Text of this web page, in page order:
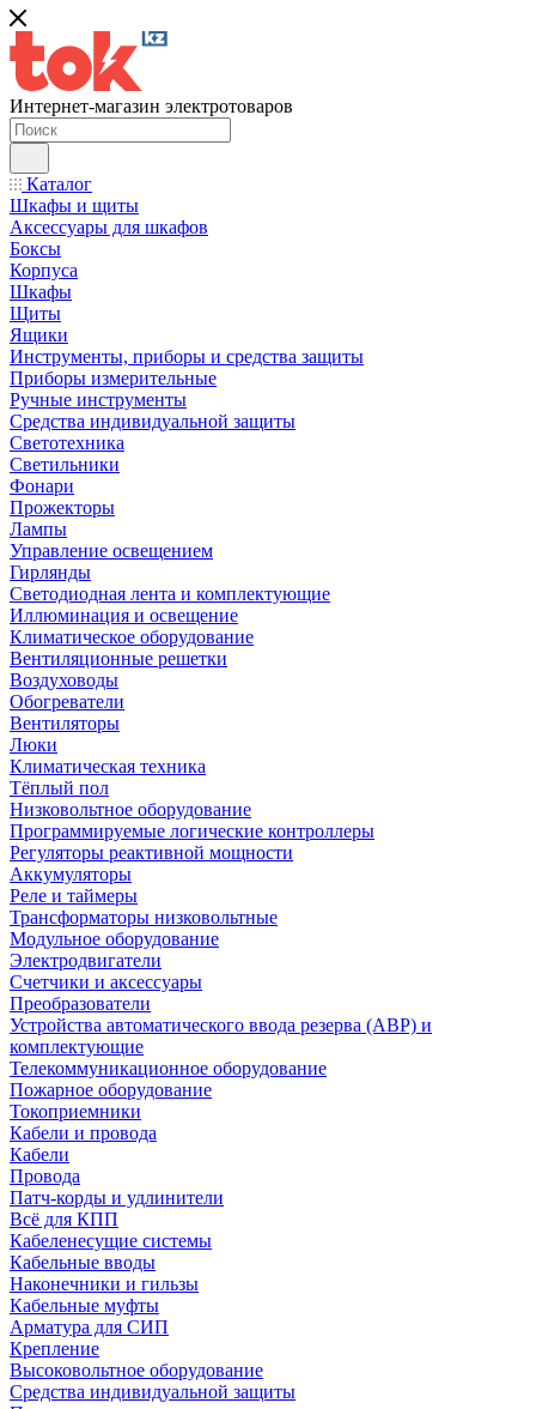
Интернет-магазин электротоваров
Каталог
Шкафы и щиты
Аксессуары для шкафов
Боксы
Корпуса
Шкафы
Щиты
Ящики
Инструменты, приборы и средства защиты
Приборы измерительные
Ручные инструменты
Средства индивидуальной защиты
Светотехника
Светильники
Фонари
Прожекторы
Лампы
Управление освещением
Гирлянды
Светодиодная лента и комплектующие
Иллюминация и освещение
Климатическое оборудование
Вентиляционные решетки
Воздуховоды
Обогреватели
Вентиляторы
Люки
Климатическая техника
Тёплый пол
Низковольтное оборудование
Программируемые логические контроллеры
Регуляторы реактивной мощности
Аккумуляторы
Реле и таймеры
Трансформаторы низковольтные
Модульное оборудование
Электродвигатели
Счетчики и аксессуары
Преобразователи
Устройства автоматического ввода резерва (АВР) и
комплектующие
Телекоммуникационное оборудование
Пожарное оборудование
Токоприемники
Кабели и провода
Кабели
Провода
Патч-корды и удлинители
Всё для КПП
Кабеленесущие системы
Кабельные вводы
Наконечники и гильзы
Кабельные муфты
Арматура для СИП
Крепление
Высоковольтное оборудование
Средства индивидуальной защиты